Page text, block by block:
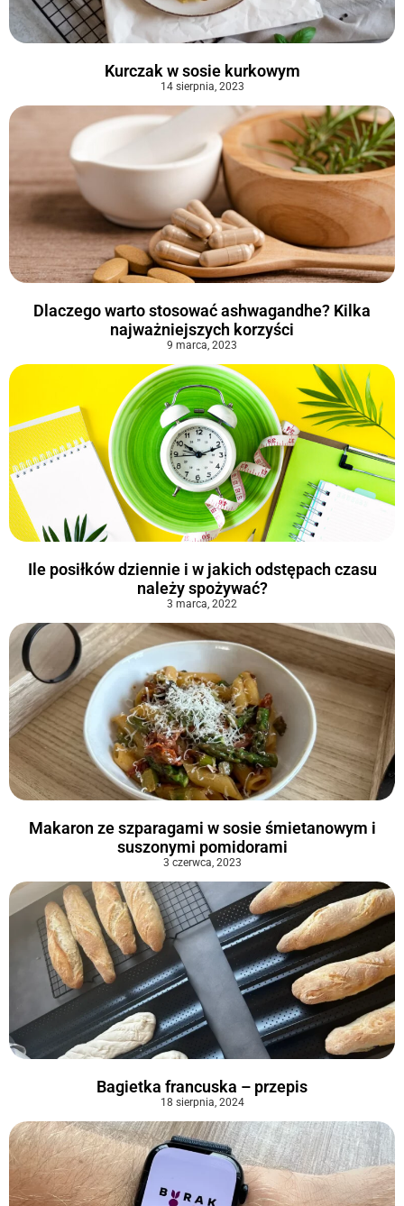
Kurczak w sosie kurkowym
14 sierpnia, 2023
Dlaczego warto stosować ashwagandhe? Kilka
najważniejszych korzyści
9 marca, 2023
Ile posiłków dziennie i w jakich odstępach czasu
należy spożywać?
3 marca, 2022
Makaron ze szparagami w sosie śmietanowym i
suszonymi pomidorami
3 czerwca, 2023
Bagietka francuska – przepis
18 sierpnia, 2024